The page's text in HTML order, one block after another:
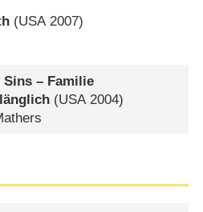
(USA 2007)
Sins – Familie
(USA 2004)